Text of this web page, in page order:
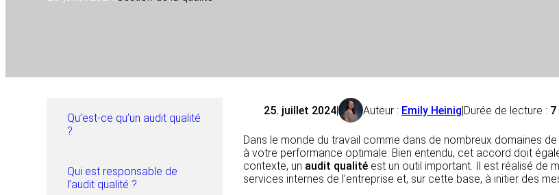
Qu’est-ce qu’un audit qualité
?
Qui est responsable de
l’audit qualité ?
25. juillet 2024| Auteur : Emily Heinig|Durée de lecture : 7
Dans le monde du travail comme dans de nombreux domaines
à votre performance optimale. Bien entendu, cet accord doit
contexte, un audit qualité est un outil important. Il est réalisé de
services internes de l’entreprise et, sur cette base, à initier des